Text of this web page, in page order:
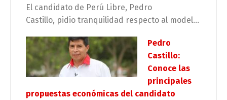
El candidato de Perú Libre, Pedro
Castillo, pidio tranquilidad respecto al model...
Pedro
Castillo:
Conoce las
principales
propuestas económicas del candidato